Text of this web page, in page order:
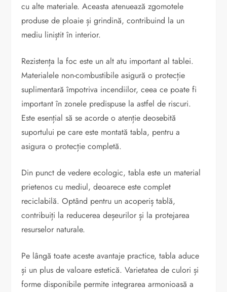
cu alte materiale. Aceasta atenuează zgomotele
produse de ploaie și grindină, contribuind la un
mediu liniștit în interior.
Rezistența la foc este un alt atu important al tablei.
Materialele non-combustibile asigură o protecție
suplimentară împotriva incendiilor, ceea ce poate fi
important în zonele predispuse la astfel de riscuri.
Este esențial să se acorde o atenție deosebită
suportului pe care este montată tabla, pentru a
asigura o protecție completă.
Din punct de vedere ecologic, tabla este un material
prietenos cu mediul, deoarece este complet
reciclabilă. Optând pentru un acoperiș tablă,
contribuiți la reducerea deșeurilor și la protejarea
resurselor naturale.
Pe lângă toate aceste avantaje practice, tabla aduce
și un plus de valoare estetică. Varietatea de culori și
forme disponibile permite integrarea armonioasă a